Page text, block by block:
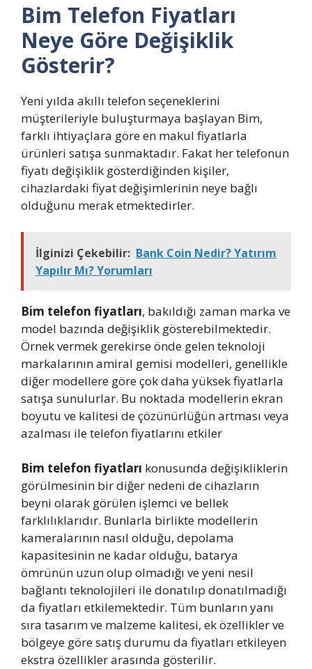
Bim Telefon Fiyatları
Neye Göre Değişiklik
Gösterir?
Yeni yılda akıllı telefon seçeneklerini
müşterileriyle buluşturmaya başlayan Bim,
farklı ihtiyaçlara göre en makul fiyatlarla
ürünleri satışa sunmaktadır. Fakat her telefonun
fiyatı değişiklik gösterdiğinden kişiler,
cihazlardaki fiyat değişimlerinin neye bağlı
olduğunu merak etmektedirler.
İlginizi Çekebilir: Bank Coin Nedir? Yatırım
Yapılır Mı? Yorumları
Bim telefon fiyatları, bakıldığı zaman marka ve
model bazında değişiklik gösterebilmektedir.
Örnek vermek gerekirse önde gelen teknoloji
markalarının amiral gemisi modelleri, genellikle
diğer modellere göre çok daha yüksek fiyatlarla
satışa sunulurlar. Bu noktada modellerin ekran
boyutu ve kalitesi de çözünürlüğün artması veya
azalması ile telefon fiyatlarını etkiler
Bim telefon fiyatları konusunda değişikliklerin
görülmesinin bir diğer nedeni de cihazların
beyni olarak görülen işlemci ve bellek
farklılıklarıdır. Bunlarla birlikte modellerin
kameralarının nasıl olduğu, depolama
kapasitesinin ne kadar olduğu, batarya
ömrünün uzun olup olmadığı ve yeni nesil
bağlantı teknolojileri ile donatılıp donatılmadığı
da fiyatları etkilemektedir. Tüm bunların yanı
sıra tasarım ve malzeme kalitesi, ek özellikler ve
bölgeye göre satış durumu da fiyatları etkileyen
ekstra özellikler arasında gösterilir.